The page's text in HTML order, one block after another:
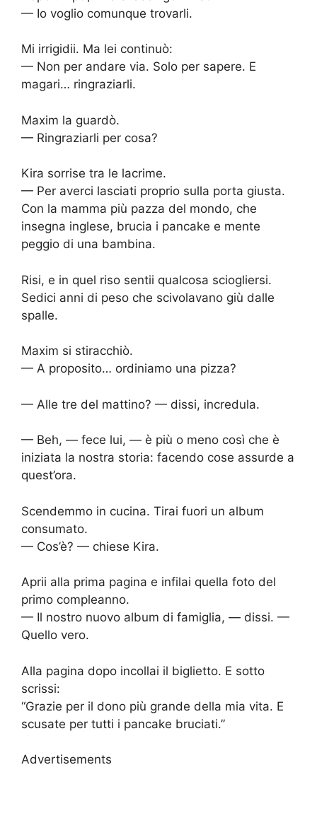
— Io voglio comunque trovarli.
Mi irrigidii. Ma lei continuò:
— Non per andare via. Solo per sapere. E
magari… ringraziarli.
Maxim la guardò.
— Ringraziarli per cosa?
Kira sorrise tra le lacrime.
— Per averci lasciati proprio sulla porta giusta.
Con la mamma più pazza del mondo, che
insegna inglese, brucia i pancake e mente
peggio di una bambina.
Risi, e in quel riso sentii qualcosa sciogliersi.
Sedici anni di peso che scivolavano giù dalle
spalle.
Maxim si stiracchiò.
— A proposito… ordiniamo una pizza?
— Alle tre del mattino? — dissi, incredula.
— Beh, — fece lui, — è più o meno così che è
iniziata la nostra storia: facendo cose assurde a
quest’ora.
Scendemmo in cucina. Tirai fuori un album
consumato.
— Cos’è? — chiese Kira.
Aprii alla prima pagina e infilai quella foto del
primo compleanno.
— Il nostro nuovo album di famiglia, — dissi. —
Quello vero.
Alla pagina dopo incollai il biglietto. E sotto
scrissi:
“Grazie per il dono più grande della mia vita. E
scusate per tutti i pancake bruciati.”
Advertisements